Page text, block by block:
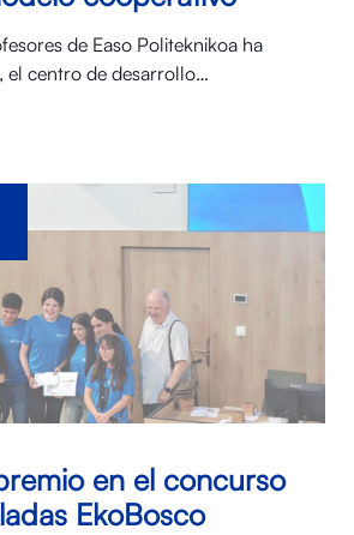
de Easo Politeknikoa ha
el centro de desarrollo…
en el concurso
EkoBosco